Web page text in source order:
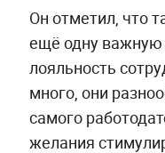
Он отметил, что
ещё одну
лояльность
много, они
самого
желания